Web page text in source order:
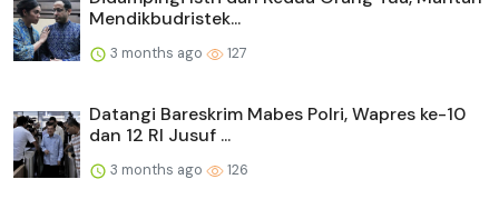
Mendikbudristek...
3 months ago 127
Datangi Bareskrim Mabes Polri, Wapres ke-10
dan 12 RI Jusuf ...
3 months ago 126